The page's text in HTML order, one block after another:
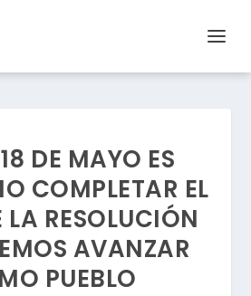
DE MAYO ES
COMPLETAR EL
LA RESOLUCIÓN
AVANZAR
PUEBLO